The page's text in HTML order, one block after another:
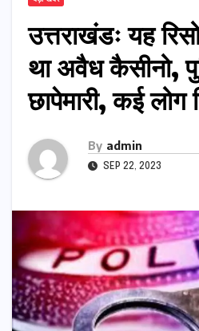
उत्तराखंडः यह
था अवैध कैसीनो,
छापेमारी, कई लोग
By admin
SEP 22, 2023